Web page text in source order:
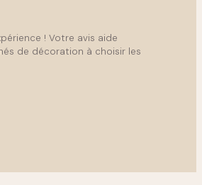
! Votre avis aide
de décoration à choisir les